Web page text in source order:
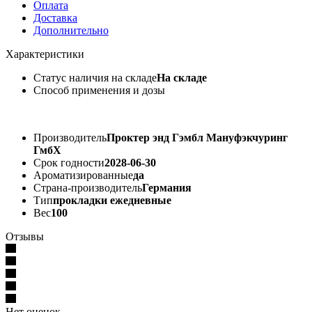
Оплата
Доставка
Дополнительно
Характеристики
Статус наличия на складеНа складе
Способ применения и дозы
ПроизводительПроктер энд Гэмбл Мануфэкчуринг
ГмбХ
Срок годности2028-06-30
Ароматизированныеда
Страна-производительГермания
Типпрокладки ежедневные
Вес100
Отзывы